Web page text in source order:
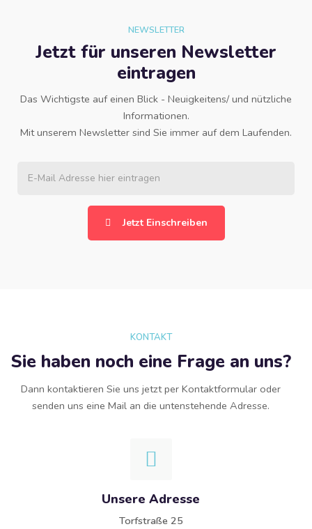
NEWSLETTER
Jetzt für unseren Newsletter
eintragen
Das Wichtigste auf einen Blick - Neuigkeitens/ und nützliche
Informationen.
Mit unserem Newsletter sind Sie immer auf dem Laufenden.
Jetzt Einschreiben
KONTAKT
Sie haben noch eine Frage an uns?
Dann kontaktieren Sie uns jetzt per Kontaktformular oder
senden uns eine Mail an die untenstehende Adresse.
Unsere Adresse
Torfstraße 25